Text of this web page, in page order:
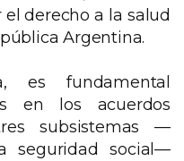
derecho a la salud
Argentina.
es fundamental
en los acuerdos
subsistemas —
seguridad social—